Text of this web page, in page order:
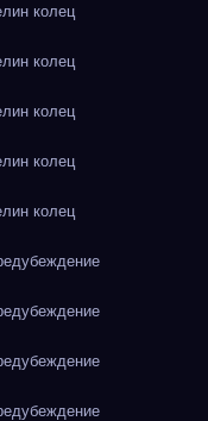
колец
колец
колец
колец
колец